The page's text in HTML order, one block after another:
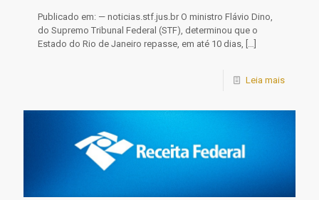
Publicado em: — noticias.stf.jus.br O ministro Flávio Dino,
do Supremo Tribunal Federal (STF), determinou que o
Estado do Rio de Janeiro repasse, em até 10 dias, […]
Leia mais